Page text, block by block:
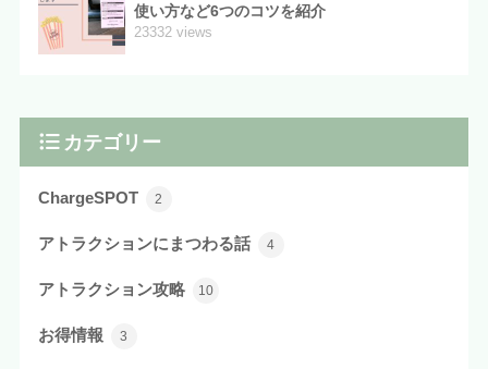
使い方など6つのコツを紹介
23332 views
カテゴリー
ChargeSPOT 2
アトラクションにまつわる話 4
アトラクション攻略 10
お得情報 3